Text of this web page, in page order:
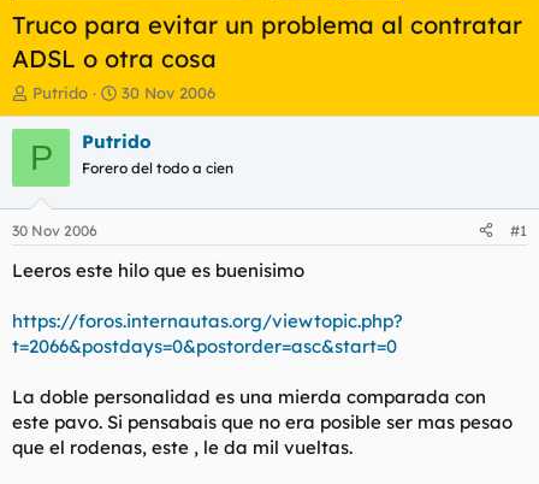
Truco para evitar un problema al contratar
ADSL o otra cosa
I
n
i
c
a
d
o
r
l
t
m
a
Putrido
F
e
c
a
i
n
i
o
30 Nov 2006
P Putrido
Forero del todo a cien
30 Nov 2006 #1
Leeros este hilo que es buenisimo
https://foros.internautas.org/viewtopic.php?
t=2066&postdays=0&postorder=asc&start=0
La doble personalidad es una mierda comparada con
este pavo. Si pensabais que no era posible ser mas pesao
que el rodenas, este , le da mil vueltas.